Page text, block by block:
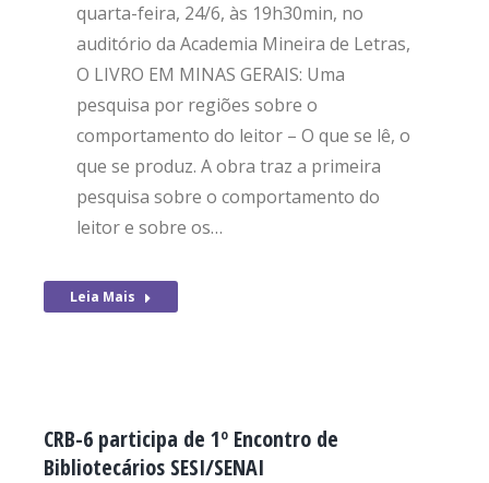
quarta-feira, 24/6, às 19h30min, no
auditório da Academia Mineira de Letras,
O LIVRO EM MINAS GERAIS: Uma
pesquisa por regiões sobre o
comportamento do leitor – O que se lê, o
que se produz. A obra traz a primeira
pesquisa sobre o comportamento do
leitor e sobre os…
Leia Mais
CRB-6 participa de 1º Encontro de
Bibliotecários SESI/SENAI